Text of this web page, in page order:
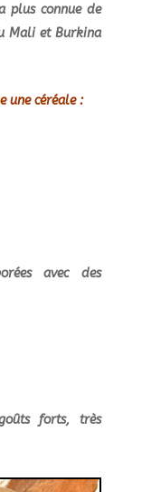
plus connue de
Mali et Burkina
une céréale :
avec des
forts, très